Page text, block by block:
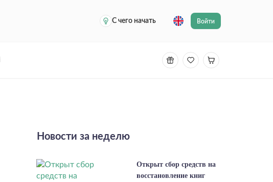
С чего начать
Войти
Новости за неделю
Открыт сбор средств на
восстановление книг